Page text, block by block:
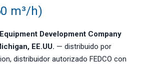
m³/h)
Development Company
EE.UU. — distribuido por
distribuidor autorizado FEDCO con